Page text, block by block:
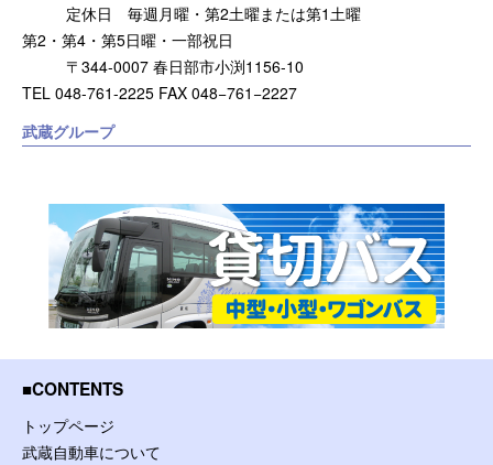
定休日 毎週月曜・第2土曜または第1土曜
第2・第4・第5日曜・一部祝日
〒344-0007 春日部市小渕1156-10
TEL 048-761-2225 FAX 048−761−2227
武蔵グループ
CONTENTS
トップページ
武蔵自動車について